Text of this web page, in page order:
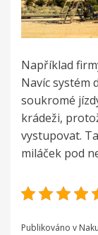
Například
Navíc systém
soukromé
krádeži,
vystupovat.
miláček pod
Publikováno v